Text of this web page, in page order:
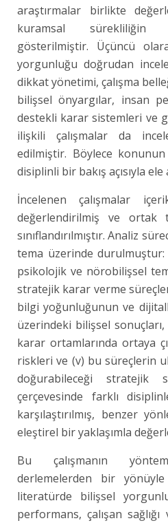
araştırmalar birlikte
kuramsal sürekliliğin
gösterilmiştir. Üçüncü
yorgunluğu doğrudan
dikkat yönetimi, çalışma
bilişsel önyargılar, insan
destekli karar sistemleri ve
ilişkili çalışmalar da
edilmiştir. Böylece
disiplinli bir bakış açısıyla ele
İncelenen çalışmalar
değerlendirilmiş ve ortak
sınıflandırılmıştır. Analiz
tema üzerinde
psikolojik ve nörobilişsel
stratejik karar verme
bilgi yoğunluğunun ve
üzerindeki bilişsel
karar ortamlarında ortaya
riskleri ve (v) bu süreçlerin
doğurabileceği stratejik
çerçevesinde farklı
karşılaştırılmış, benzer
eleştirel bir yaklaşımla
Bu çalışmanın
derlemelerden bir yönüyle
literatürde bilişsel
performans, çalışan